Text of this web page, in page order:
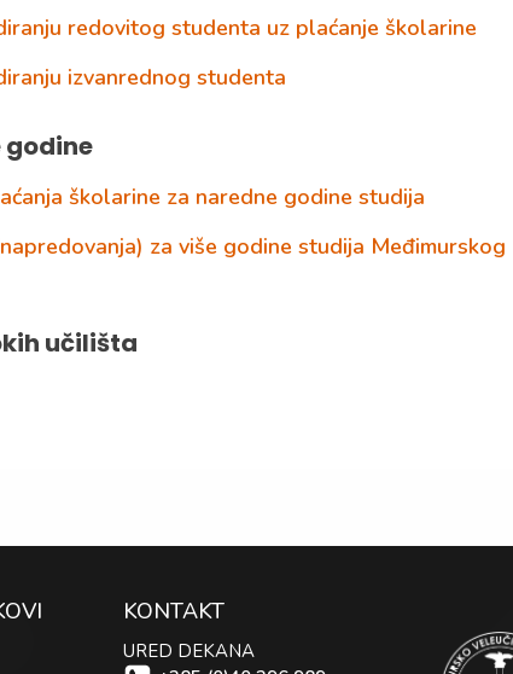
redovitog studenta uz plaćanje školarine
izvanrednog studenta
godine
školarine za naredne godine studija
za više godine studija Međimurskog
učilišta
KONTAKT
URED DEKANA